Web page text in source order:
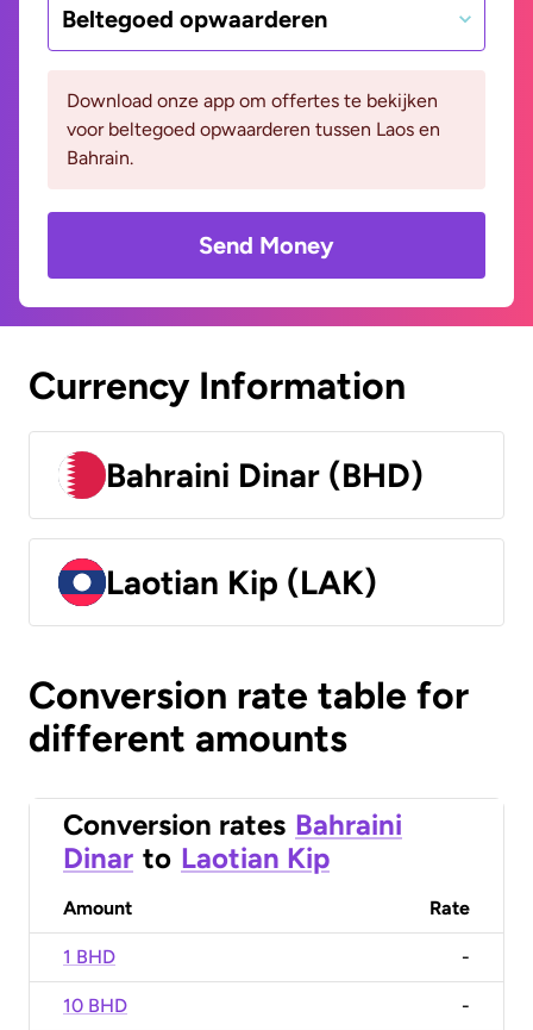
Beltegoed opwaarderen
Download onze app om offertes te bekijken
voor beltegoed opwaarderen tussen Laos en
Bahrain.
Send Money
Currency Information
Bahraini Dinar (BHD)
Laotian Kip (LAK)
Conversion rate table for
different amounts
Conversion rates Bahraini
Dinar to Laotian Kip
Amount Rate
1 BHD -
10 BHD -